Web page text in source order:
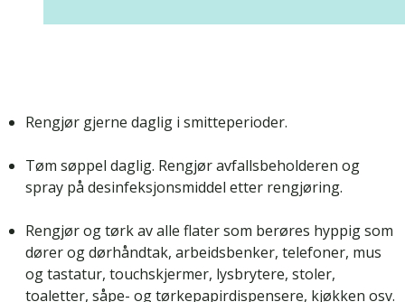
Rengjør gjerne daglig i smitteperioder.
Tøm søppel daglig. Rengjør avfallsbeholderen og
spray på desinfeksjonsmiddel etter rengjøring.
Rengjør og tørk av alle flater som berøres hyppig som
dører og dørhåndtak, arbeidsbenker, telefoner, mus
og tastatur, touchskjermer, lysbrytere, stoler,
toaletter, såpe- og tørkepapirdispensere, kjøkken osv.